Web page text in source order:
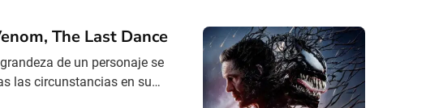
The Last Dance
de un personaje se
las circunstancias en su
un legado imborrable en